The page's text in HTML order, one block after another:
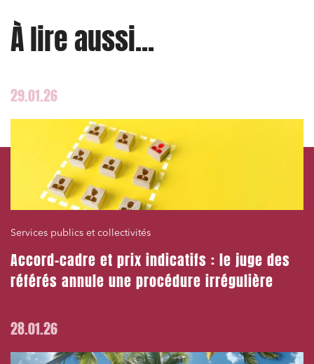
À lire aussi...
29.01.26
Services publics et collectivités
Accord-cadre et prix indicatifs : le juge des
référés annule une procédure irrégulière
28.01.26